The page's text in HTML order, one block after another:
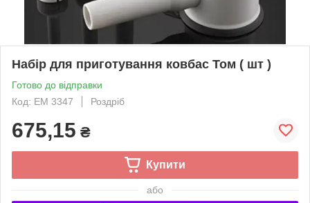
Набір для приготування ковбас Том ( шт )
Готово до відправки
Код: ЕМ 3347
Роздріб
675,15 ₴
Купити
або